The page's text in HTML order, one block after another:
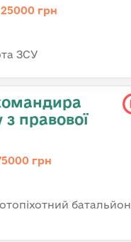
грн
ЗСУ
правової
грн
батальйон